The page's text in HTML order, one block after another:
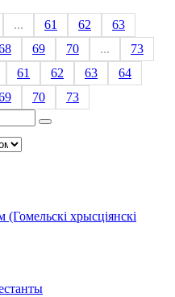
... 61 62
63
69 70 ...
73
61 62 63
64
70 73
хрысціянскі